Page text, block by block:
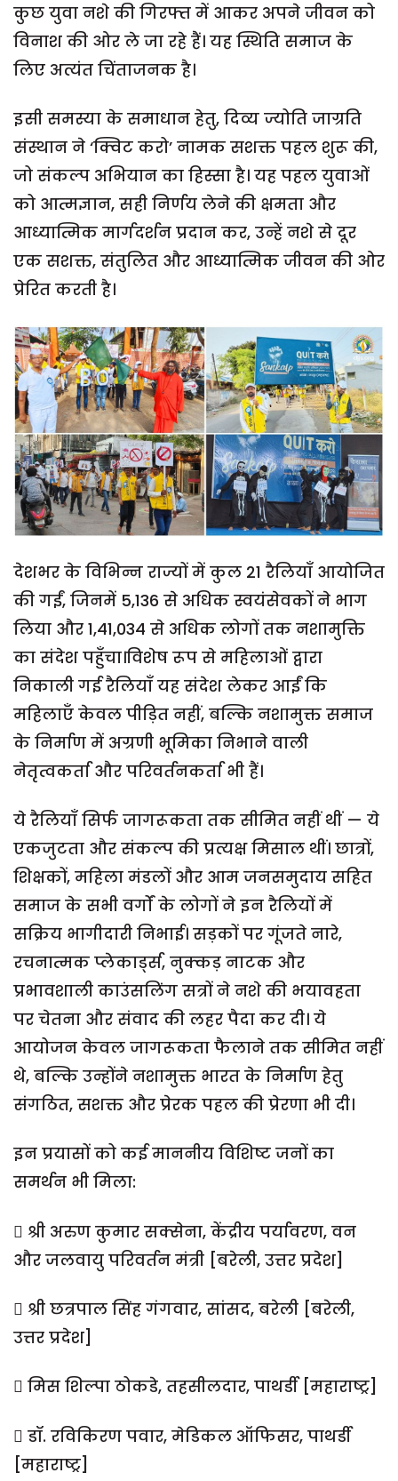
कुछ युवा नशे की गिरफ्त में आकर अपने जीवन को
विनाश की ओर ले जा रहे हैं। यह स्थिति समाज के
लिए अत्यंत चिंताजनक है।
इसी समस्या के समाधान हेतु, दिव्य ज्योति जाग्रति
संस्थान ने ‘क्विट करो’ नामक सशक्त पहल शुरू की,
जो संकल्प अभियान का हिस्सा है। यह पहल युवाओं
को आत्मज्ञान, सही निर्णय लेने की क्षमता और
आध्यात्मिक मार्गदर्शन प्रदान कर, उन्हें नशे से दूर
एक सशक्त, संतुलित और आध्यात्मिक जीवन की ओर
प्रेरित करती है।
देशभर के विभिन्न राज्यों में कुल 21 रैलियाँ आयोजित
की गईं, जिनमें 5,136 से अधिक स्वयंसेवकों ने भाग
लिया और 1,41,034 से अधिक लोगों तक नशामुक्ति
का संदेश पहुँचा।विशेष रूप से महिलाओं द्वारा
निकाली गई रैलियाँ यह संदेश लेकर आईं कि
महिलाएँ केवल पीड़ित नहीं, बल्कि नशामुक्त समाज
के निर्माण में अग्रणी भूमिका निभाने वाली
नेतृत्वकर्ता और परिवर्तनकर्ता भी हैं।
ये रैलियाँ सिर्फ जागरूकता तक सीमित नहीं थीं — ये
एकजुटता और संकल्प की प्रत्यक्ष मिसाल थीं। छात्रों,
शिक्षकों, महिला मंडलों और आम जनसमुदाय सहित
समाज के सभी वर्गों के लोगों ने इन रैलियों में
सक्रिय भागीदारी निभाई। सड़कों पर गूंजते नारे,
रचनात्मक प्लेकार्ड्स, नुक्कड़ नाटक और
प्रभावशाली काउंसलिंग सत्रों ने नशे की भयावहता
पर चेतना और संवाद की लहर पैदा कर दी। ये
आयोजन केवल जागरूकता फैलाने तक सीमित नहीं
थे, बल्कि उन्होंने नशामुक्त भारत के निर्माण हेतु
संगठित, सशक्त और प्रेरक पहल की प्रेरणा भी दी।
इन प्रयासों को कई माननीय विशिष्ट जनों का
समर्थन भी मिला:
 श्री अरुण कुमार सक्सेना, केंद्रीय पर्यावरण, वन
और जलवायु परिवर्तन मंत्री [बरेली, उत्तर प्रदेश]
 श्री छत्रपाल सिंह गंगवार, सांसद, बरेली [बरेली,
उत्तर प्रदेश]
 मिस शिल्पा ठोकडे, तहसीलदार, पाथर्डी [महाराष्ट्र]
 डॉ. रविकिरण पवार, मेडिकल ऑफिसर, पाथर्डी
[महाराष्ट्र]